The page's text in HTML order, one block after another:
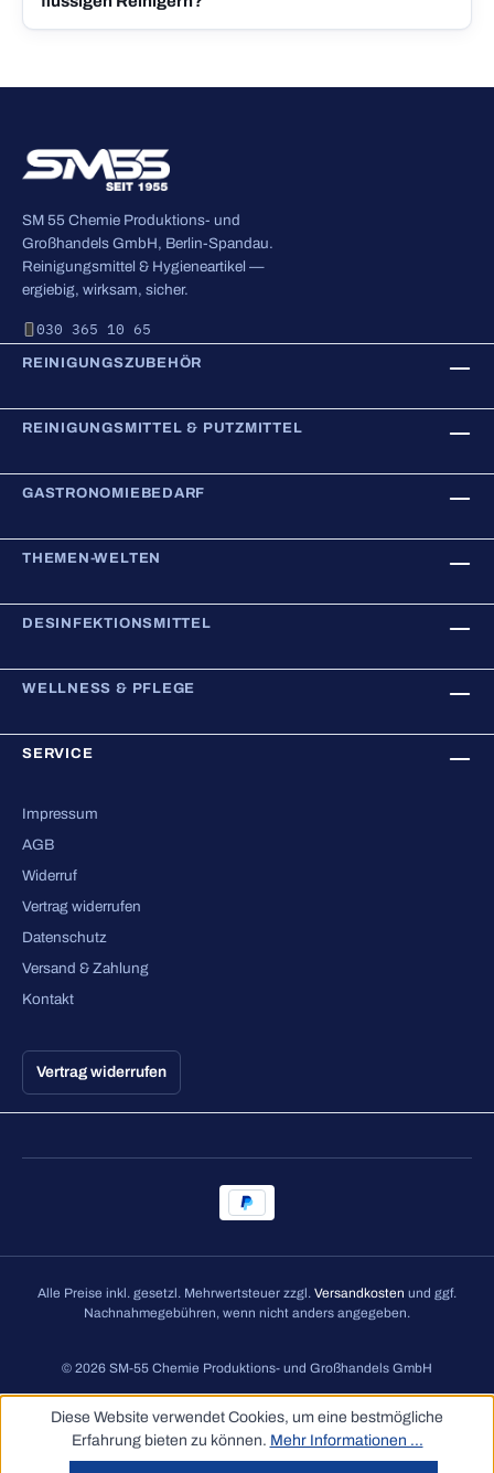
SM 55 Chemie Produktions- und
Großhandels GmbH, Berlin-Spandau.
Reinigungsmittel & Hygieneartikel —
ergiebig, wirksam, sicher.
030 365 10 65
REINIGUNGSZUBEHÖR
REINIGUNGSMITTEL & PUTZMITTEL
GASTRONOMIEBEDARF
THEMEN-WELTEN
DESINFEKTIONSMITTEL
WELLNESS & PFLEGE
SERVICE
Impressum
AGB
Widerruf
Vertrag widerrufen
Datenschutz
Versand & Zahlung
Kontakt
Vertrag widerrufen
Alle Preise inkl. gesetzl. Mehrwertsteuer zzgl. Versandkosten und ggf.
Nachnahmegebühren, wenn nicht anders angegeben.
© 2026 SM-55 Chemie Produktions- und Großhandels GmbH
Diese Website verwendet Cookies, um eine bestmögliche
Erfahrung bieten zu können. Mehr Informationen ...